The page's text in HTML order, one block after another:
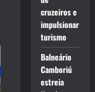
cruzeiros e
impulsionar
turismo
Balneário
Camboriú
estreia